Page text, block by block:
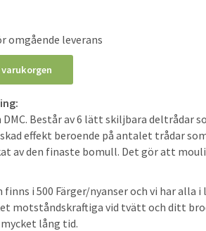
omgående leverans
Består av 6 lätt skiljbara deltrådar
effekt beroende på antalet trådar
av den finaste bomull. Det gör att
i 500 Färger/nyanser och vi har alla i
motståndskraftiga vid tvätt och ditt
lång tid.